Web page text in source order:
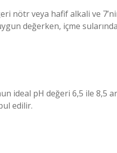
nötr veya hafif alkali ve
değerken, içme
ideal pH değeri 6,5 ile 8,5
edilir.